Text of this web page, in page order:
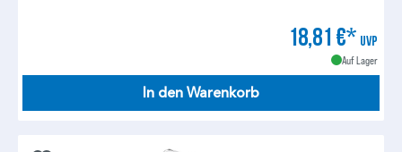
18,81 €* UVP
Auf Lager
In den Warenkorb